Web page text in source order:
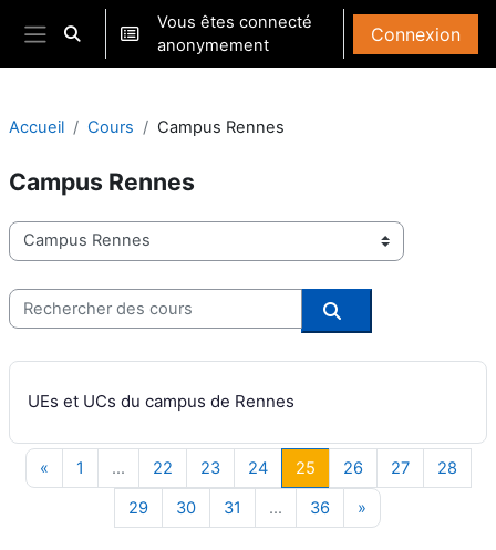
Passer au contenu principal
Panneau latéral
Activer/désactiver la saisie de recherche
Vous êtes connecté
anonymement
Connexion
Accueil Cours Campus Rennes
Campus Rennes
Catégories de cours
Rechercher des cours
Rechercher des
UEs et UCs du campus de Rennes
«Page précédente
1 Page 1
… 22Page 22
23Page 23
24Page 24
25Page 25
26Page 26
27Page 27
28
29Page 29
30Page 30
31 Page 31
… 36Page 36
»